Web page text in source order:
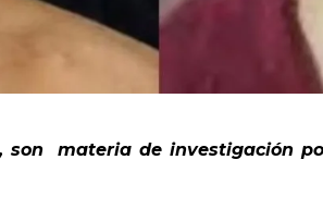
son materia de investigación